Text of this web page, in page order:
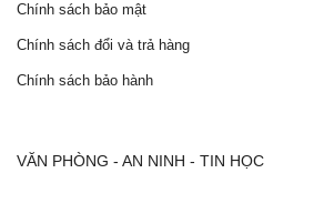
Chính sách bảo mật
Chính sách đổi và trả hàng
Chính sách bảo hành
VĂN PHÒNG - AN NINH - TIN HỌC